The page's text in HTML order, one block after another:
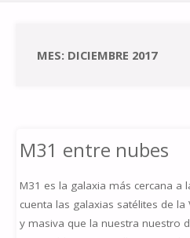
MES: DICIEMBRE 2017
M31 entre nubes
M31 es la galaxia más cercana a
cuenta las galaxias satélites de
y masiva que la nuestra nuestro